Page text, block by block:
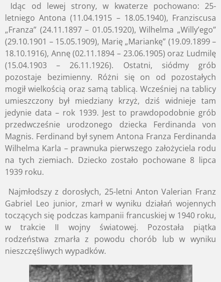
Idąc od lewej strony, w kwaterze pochowano: 25-
letniego Antona (11.04.1915 – 18.05.1940), Franziscusa
„Franza” (24.11.1897 – 01.05.1920), Wilhelma „Willy’ego”
(29.10.1901 – 15.05.1909), Marię „Mariankę” (19.09.1899 –
18.10.1916), Annę (02.11.1894 – 23.06.1905) oraz Ludmilę
(15.04.1903 – 26.11.1926). Ostatni, siódmy grób
pozostaje bezimienny. Różni się on od pozostałych
mogił wielkością oraz samą tablicą. Wcześniej na tablicy
umieszczony był miedziany krzyż, dziś widnieje tam
jedynie data – rok 1939. Jest to prawdopodobnie grób
przedwcześnie urodzonego dziecka Ferdinanda von
Magnis. Ferdinand był synem Antona Franza Ferdinanda
Wilhelma Karla – prawnuka pierwszego założyciela rodu
na tych ziemiach. Dziecko zostało pochowane 8 lipca
1939 roku.
Najmłodszy z dorosłych, 25-letni Anton Valerian Franz
Gabriel Leo junior, zmarł w wyniku działań wojennych
toczących się podczas kampanii francuskiej w 1940 roku,
w trakcie II wojny światowej. Pozostała piątka
rodzeństwa zmarła z powodu chorób lub w wyniku
nieszczęśliwych wypadków.